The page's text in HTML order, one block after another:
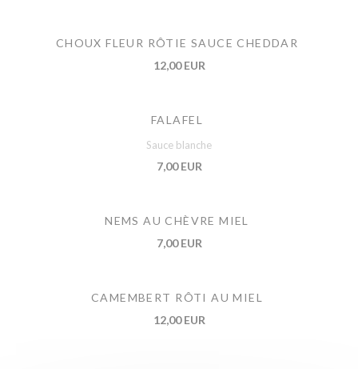
CHOUX FLEUR RÔTIE SAUCE CHEDDAR
12,00 EUR
FALAFEL
Sauce blanche
7,00 EUR
NEMS AU CHÈVRE MIEL
7,00 EUR
CAMEMBERT RÔTI AU MIEL
12,00 EUR